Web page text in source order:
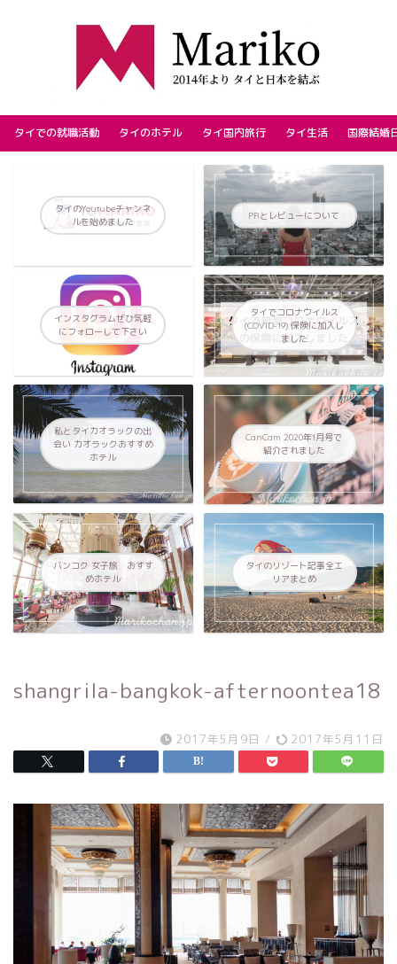
タイでの就職活動 タイのホテル タイ国内旅行 タイ生活 国際結婚
タイのYoutubeチャンネ
ルを始めました
PRとレビューについて
インスタグラムぜひ気軽
にフォローして下さい
タイでコロナウイルス
(COVID-19) 保険に加入し
ました
私とタイカオラックの出
会い カオラックおすすめ
ホテル
CanCam 2020年1月号で
紹介されました
バンコク 女子旅 おすす
めホテル
タイのリゾート記事全エ
リアまとめ
shangrila-bangkok-afternoontea18
2017年5月9日 / 2017年5月11日